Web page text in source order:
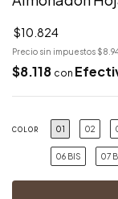
$10.824
Precio sin impuestos
$8.118 con
COLOR 01 02
06 BIS 07